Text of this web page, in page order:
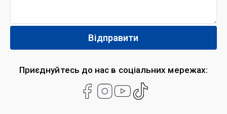
Приєднуйтесь до нас в соціальних мережах: